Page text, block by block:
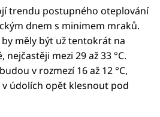
trendu postupného oteplování
dnem s minimem mraků.
měly být už tentokrát na
mezi 29 až 33 °C.
v rozmezí 16 až 12 °C,
údolích opět klesnout pod